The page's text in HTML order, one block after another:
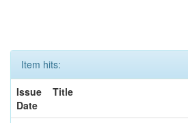
Item hits:
Issue
Date
Title